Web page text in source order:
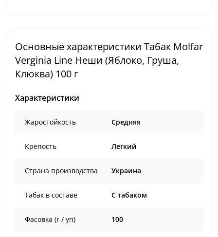
Основные характеристики Табак Molfar
Verginia Line Неши (Яблоко, Груша,
Клюква) 100 г
Характеристики
Жаростойкость Средняя
Крепость Легкий
Страна производства Украина
Табак в составе C табаком
Фасовка (г / уп) 100